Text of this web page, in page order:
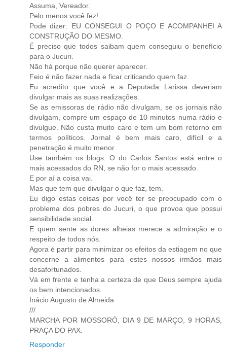
Assuma, Vereador.
Pelo menos você fez!
Pode dizer: EU CONSEGUI O POÇO E ACOMPANHEI A
CONSTRUÇÃO DO MESMO.
É preciso que todos saibam quem conseguiu o benefício
para o Jucuri.
Não há porque não querer aparecer.
Feio é não fazer nada e ficar criticando quem faz.
Eu acredito que você e a Deputada Larissa deveriam
divulgar mais as suas realizações.
Se as emissoras de rádio não divulgam, se os jornais não
divulgam, compre um espaço de 10 minutos numa rádio e
divulgue. Não custa muito caro e tem um bom retorno em
termos políticos. Jornal é bem mais caro, difícil e a
penetração é muito menor.
Use também os blogs. O do Carlos Santos está entre o
mais acessados do RN, se não for o mais acessado.
E por aí a coisa vai.
Mas que tem que divulgar o que faz, tem.
Eu digo estas coisas por você ter se preocupado com o
problema dos pobres do Jucuri, o que provoa que possui
sensibilidade social.
E quem sente as dores alheias merece a admiração e o
respeito de todos nós.
Agora é partir para minimizar os efeitos da estiagem no que
concerne a alimentos para estes nossos irmãos mais
desafortunados.
Vá em frente e tenha a certeza de que Deus sempre ajuda
os bem intencionados.
Inácio Augusto de Almeida
///
MARCHA POR MOSSORÓ, DIA 9 DE MARÇO, 9 HORAS,
PRAÇA DO PAX.
Responder